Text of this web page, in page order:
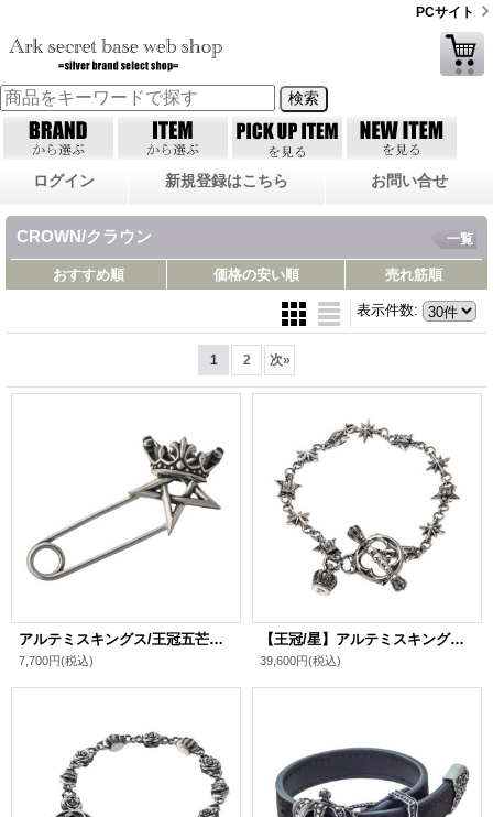
PCサイト
ログイン 新規登録はこちら お問い合せ
CROWN/クラウン 一覧
おすすめ順 価格の安い順 売れ筋順
表示件数:
1 2 次»
アルテミスキングス/王冠五芒星セーフティピン 安全ピン メンズ ブランド
7,700円(税込)
【王冠/星】アルテミスキングス/スタークラウンTバーブレスレット シルバ－925 メンズ ブランド
39,600円(税込)